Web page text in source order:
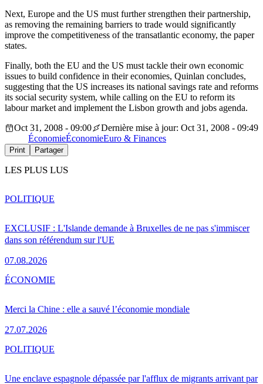
Next, Europe and the US must further strengthen their partnership,
as removing the remaining barriers to trade would significantly
improve the competitiveness of the transatlantic economy, the paper
states.
Finally, both the EU and the US must tackle their own economic
issues to build confidence in their economies, Quinlan concludes,
suggesting that the US increases its national savings rate and reforms
its social security system, while calling on the EU to reform its
labour market and implement the Lisbon growth and jobs agenda.
Oct 31, 2008 - 09:00
Dernière mise à jour: Oct 31, 2008 - 09:49
ÉconomieÉconomieEuro & Finances
Print Partager
LES PLUS LUS
EXCLUSIF : L'Islande demande à Bruxelles de ne pas s'immiscer
dans son référendum sur l'UE
07.08.2026
POLITIQUE
Merci la Chine : elle a sauvé l’économie mondiale
27.07.2026
ÉCONOMIE
Une enclave espagnole dépassée par l'afflux de migrants arrivant par
POLITIQUE